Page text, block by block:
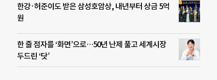
한강·허준이도 받은 삼성호암상, 내년부터 상금 5억
원
한 줄 점자를 ‘화면’으로…50년 난제 풀고 세계시장
두드린 ‘닷’